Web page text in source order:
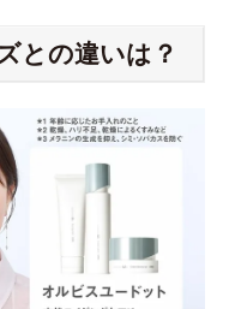
との違いは？